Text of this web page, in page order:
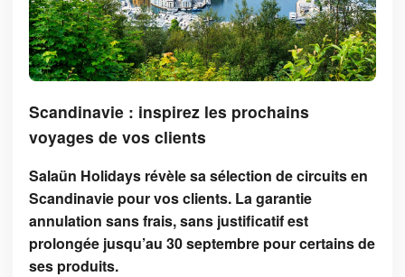
Scandinavie : inspirez les prochains
voyages de vos clients
Salaün Holidays révèle sa sélection de circuits en
Scandinavie pour vos clients. La garantie
annulation sans frais, sans justificatif est
prolongée jusqu’au 30 septembre pour certains de
ses produits.